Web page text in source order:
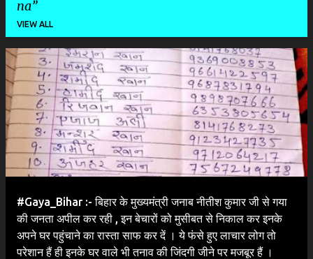
na
VIEW ALL
P
o
s
t
s
#Gaya_Bihar :- बिहार के मुख्यमंत्री जनाब नीतीश कुमार जी से गया
की जनता अपील कर रही , इन बेचारों को मुसीबत से निकाल कर इनके
अपने घर पहुंचाने का रास्ता साफ कर दें । ये फंसे हुए लाचार लोग तो
परेशान हैं ही इनके घर वाले भी तनाव की जिंदगी जीने पर मजबूर हैं ।